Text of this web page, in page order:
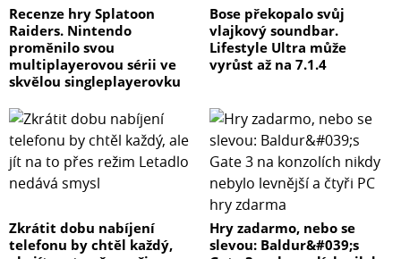
Vyobrazení je pouze ilustrativní. Marketingová
prezentace a popis jednotlivých funkcí, technologií a
specifikací vychází z data představení nebo uvedení
produktu na trh.
Recenze hry Splatoon
Raiders. Nintendo
proměnilo svou
multiplayerovou sérii ve
skvělou singleplayerovku
Bose překopalo svůj
vlajkový soundbar.
Lifestyle Ultra může
vyrůst až na 7.1.4
Zkrátit dobu nabíjení
telefonu by chtěl každý,
Hry zadarmo, nebo se
slevou: Baldur&#039;s